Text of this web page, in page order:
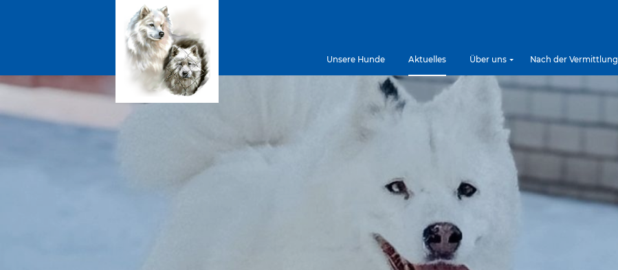
Unsere Hunde Aktuelles Über uns Nach der Vermittlung